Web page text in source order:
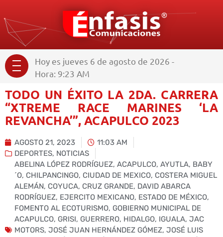
Hoy es jueves 6 de agosto de 2026 -
Hora: 9:23 AM
TODO UN ÉXITO LA 2DA. CARRERA
“XTREME RACE MARINES ‘LA
REVANCHA’”, ACAPULCO 2023
AGOSTO 21, 2023
11:03 AM
DEPORTES, NOTICIAS
ABELINA LÓPEZ RODRÍGUEZ, ACAPULCO, AYUTLA, BABY
´O, CHILPANCINGO, CIUDAD DE MEXICO, COSTERA MIGUEL
ALEMÁN, COYUCA, CRUZ GRANDE, DAVID ABARCA
RODRÍGUEZ, EJERCITO MEXICANO, ESTADO DE MÉXICO,
FOMENTO AL ECOTURISMO, GOBIERNO MUNICIPAL DE
ACAPULCO, GRISI, GUERRERO, HIDALGO, IGUALA, JAC
MOTORS, JOSÉ JUAN HERNÁNDEZ GÓMEZ, JOSÉ LUIS